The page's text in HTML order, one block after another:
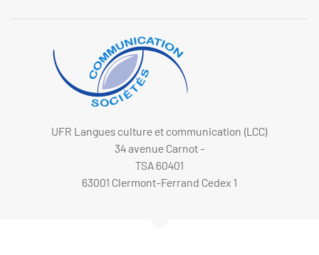
UFR Langues culture et communication (LCC)
34 avenue Carnot -
TSA 60401
63001 Clermont-Ferrand Cedex 1